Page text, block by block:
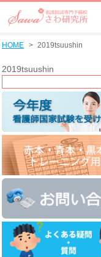
HOME 2019tsuushin
2019tsuushin